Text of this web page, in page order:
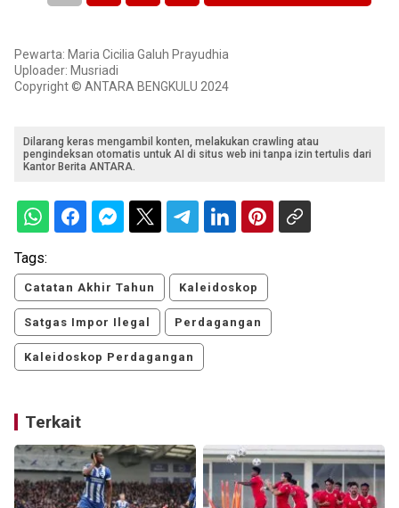
Pewarta: Maria Cicilia Galuh Prayudhia
Uploader: Musriadi
Copyright © ANTARA BENGKULU 2024
Dilarang keras mengambil konten, melakukan crawling atau
pengindeksan otomatis untuk AI di situs web ini tanpa izin tertulis dari
Kantor Berita ANTARA.
Tags:
Catatan Akhir Tahun Kaleidoskop
Satgas Impor Ilegal Perdagangan
Kaleidoskop Perdagangan
Terkait